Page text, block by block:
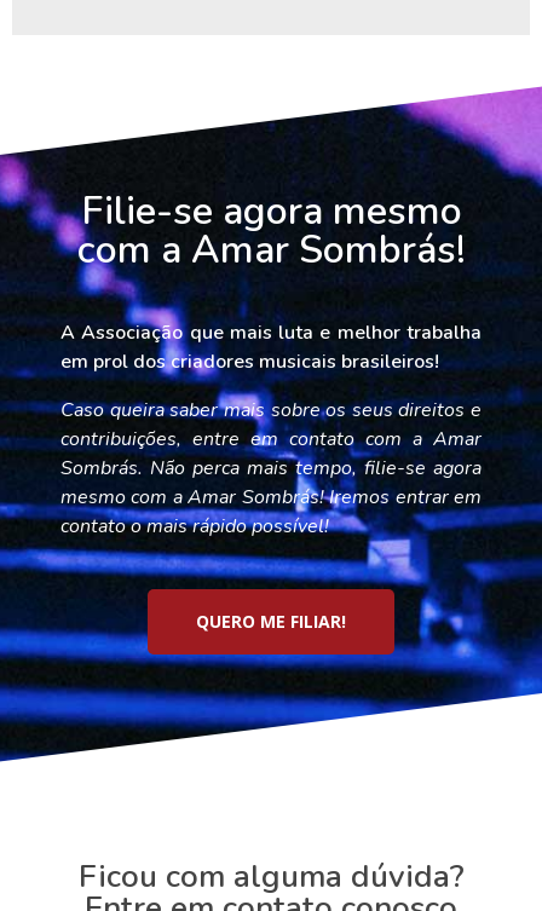
Filie-se agora mesmo
com a Amar Sombrás!
A Associação que mais luta e melhor trabalha
em prol dos criadores musicais brasileiros!
Caso queira saber mais sobre os seus direitos e
contribuições, entre em contato com a Amar
Sombrás. Não perca mais tempo, filie-se agora
mesmo com a Amar Sombrás! Iremos entrar em
contato o mais rápido possível!
QUERO ME FILIAR!
Ficou com alguma dúvida?